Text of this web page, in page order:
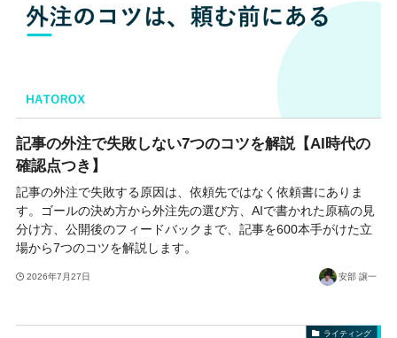
記事の外注で失敗しない7つのコツを解説【AI時代の
確認点つき】
記事の外注で失敗する原因は、依頼先ではなく依頼書にありま
す。ゴールの決め方から外注先の選び方、AIで書かれた原稿の見
分け方、公開後のフィードバックまで、記事を600本手がけた立
場から7つのコツを解説します。
2026年7月27日 安部 譲一
ライティング